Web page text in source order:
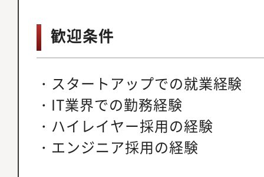
歓迎条件
・スタートアップでの就業経験
・IT業界での勤務経験
・ハイレイヤー採用の経験
・エンジニア採用の経験